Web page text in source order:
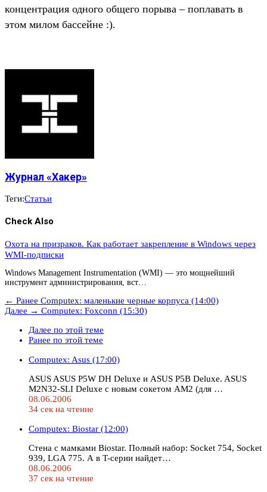
концентрация одного общего порыва – поплавать в
этом милом бассейне :).
Журнал «Хакер»
Теги:Статьи
Check Also
Охота на призраков. Как работает закрепление в Windows через
WMI-подписки
Windows Management Instrumentation (WMI) — это мощнейший
инструмент администрирования, вст…
← Ранее Computex: маленькие черные корпуса (14:00)
Далее → Computex: Foxconn (15:30)
Далее по этой теме
Ранее по этой теме
Computex: Asus (17:00)
ASUS ASUS P5W DH Deluxe и ASUS P5B Deluxe. ASUS
M2N32-SLI Deluxe с новым сокетом AM2 (для …
08.06.2006
34 сек на чтение
Computex: Biostar (12:00)
Стена с мамками Biostar. Полный набор: Socket 754, Socket
939, LGA 775. А в T-серии найдет…
08.06.2006
37 сек на чтение